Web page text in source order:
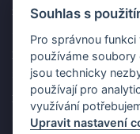
nejlepší cenu z letáku!
Kup špekáčky od Váhaly
29.07
Prokop pro Vás vybírá
29.07
Souhlas s
Pro správnou
používáme
jsou technicky
používají pro
využívání
Upravit nastavení